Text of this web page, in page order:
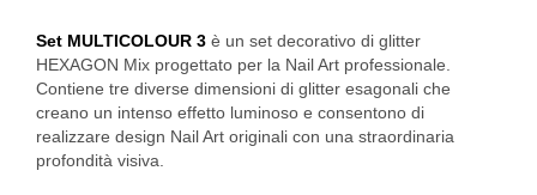
Set MULTICOLOUR 3 è un set decorativo di glitter
HEXAGON Mix progettato per la Nail Art professionale.
Contiene tre diverse dimensioni di glitter esagonali che
creano un intenso effetto luminoso e consentono di
realizzare design Nail Art originali con una straordinaria
profondità visiva.